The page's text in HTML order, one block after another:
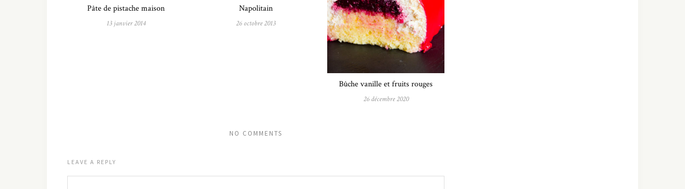
Pâte de pistache maison
13 janvier 2014
Napolitain
26 octobre 2013
Bûche vanille et fruits rouges
26 décembre 2020
NO COMMENTS
LEAVE A REPLY